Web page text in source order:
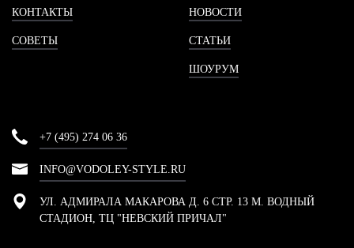
КОНТАКТЫ
СОВЕТЫ
НОВОСТИ
СТАТЬИ
ШОУРУМ
+7 (495) 274 06 36
INFO@VODOLEY-STYLE.RU
УЛ. АДМИРАЛА МАКАРОВА Д. 6 СТР. 13 М. ВОДНЫЙ
СТАДИОН, ТЦ "НЕВСКИЙ ПРИЧАЛ"